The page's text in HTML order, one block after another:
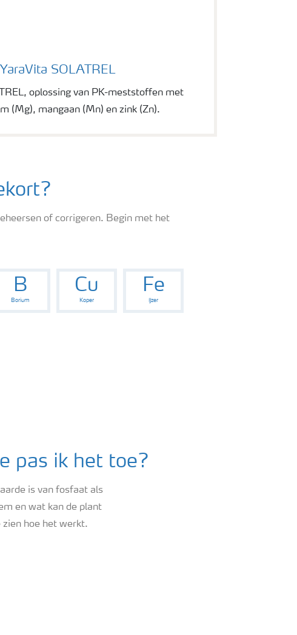
YaraVita SOLATREL
oplossing van PK-meststoffen met
(Mg), mangaan (Mn) en zink (Zn).
of corrigeren. Begin met het
B
Borium
Cu
Koper
Fe
IJzer
pas ik het toe?
is van fosfaat als
en wat kan de plant
hoe het werkt.